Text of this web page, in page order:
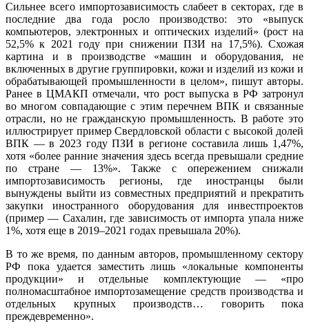
Сильнее всего импортозависимость слабеет в секторах, где в
последние два года росло производство: это «выпуск
компьютеров, электронных и оптических изделий» (рост на
52,5% к 2021 году при снижении ПЗИ на 17,5%). Схожая
картина и в производстве «машин и оборудования, не
включенных в другие группировки, кожи и изделий из кожи и
обрабатывающей промышленности в целом», пишут авторы.
Ранее в ЦМАКП отмечали, что рост выпуска в РФ затронул
во многом совпадающие с этим перечнем ВПК и связанные
отрасли, но не гражданскую промышленность. В работе это
иллюстрирует пример Свердловской области с высокой долей
ВПК — в 2023 году ПЗИ в регионе составила лишь 1,47%,
хотя «более ранние значения здесь всегда превышали средние
по стране — 13%». Также с опережением снижали
импортозависимость регионы, где иностранцы были
вынуждены выйти из совместных предприятий и прекратить
закупки иностранного оборудования для инвестпроектов
(пример — Сахалин, где зависимость от импорта упала ниже
1%, хотя еще в 2019–2021 годах превышала 20%).
В то же время, по данным авторов, промышленному сектору
РФ пока удается заместить лишь «локальные компоненты
продукции» и отдельные комплектующие — «про
полномасштабное импортозамещение средств производства и
отдельных крупных производств… говорить пока
преждевременно».